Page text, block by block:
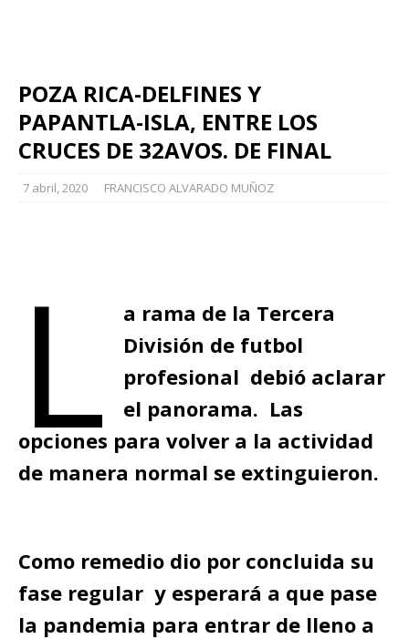
POZA RICA-DELFINES Y
PAPANTLA-ISLA, ENTRE LOS
CRUCES DE 32AVOS. DE FINAL
7 abril, 2020 FRANCISCO ALVARADO MUÑOZ
L
a rama de la Tercera
División de futbol
profesional debió aclarar
el panorama. Las
opciones para volver a la actividad
de manera normal se extinguieron.
Como remedio dio por concluida su
fase regular y esperará a que pase
la pandemia para entrar de lleno a